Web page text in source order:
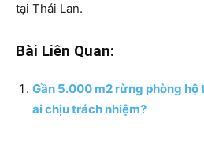
tại Thái Lan.
Bài Liên Quan:
Gần 5.000 m2 rừng phòng hộ
ai chịu trách nhiệm?